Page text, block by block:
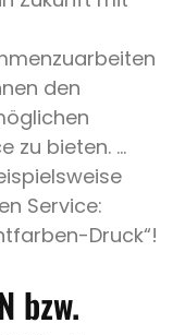
den
zu bieten. …
Service:
Druck“!
bzw.